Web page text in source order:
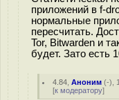
приложений в f-
нормальные
пересчитать.
Tor, Bitwarden и
будет. Зато есть
4.84 ,Аноним (-),
[к модератору]